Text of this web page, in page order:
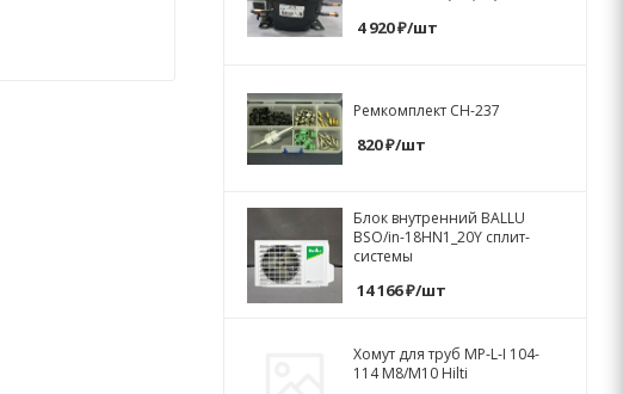
4 920₽/шт
Ремкомплект СН-237
820₽/шт
Блок внутренний BALLU
BSO/in-18HN1_20Y сплит-
системы
14 166₽/шт
Хомут для труб MP-L-I 104-
114 M8/M10 Hilti